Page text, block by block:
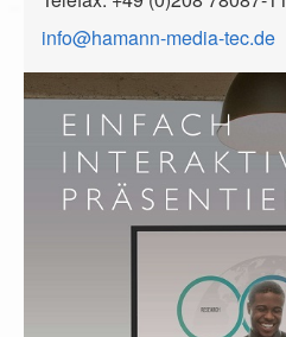
info@hamann-media-tec.de